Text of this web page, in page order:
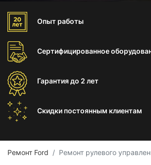
Опыт работы
Сертифицированное
Гарантиядо 2 лет
Скидки постоянным клиентам
Ремонт Ford Ремонт рулевого